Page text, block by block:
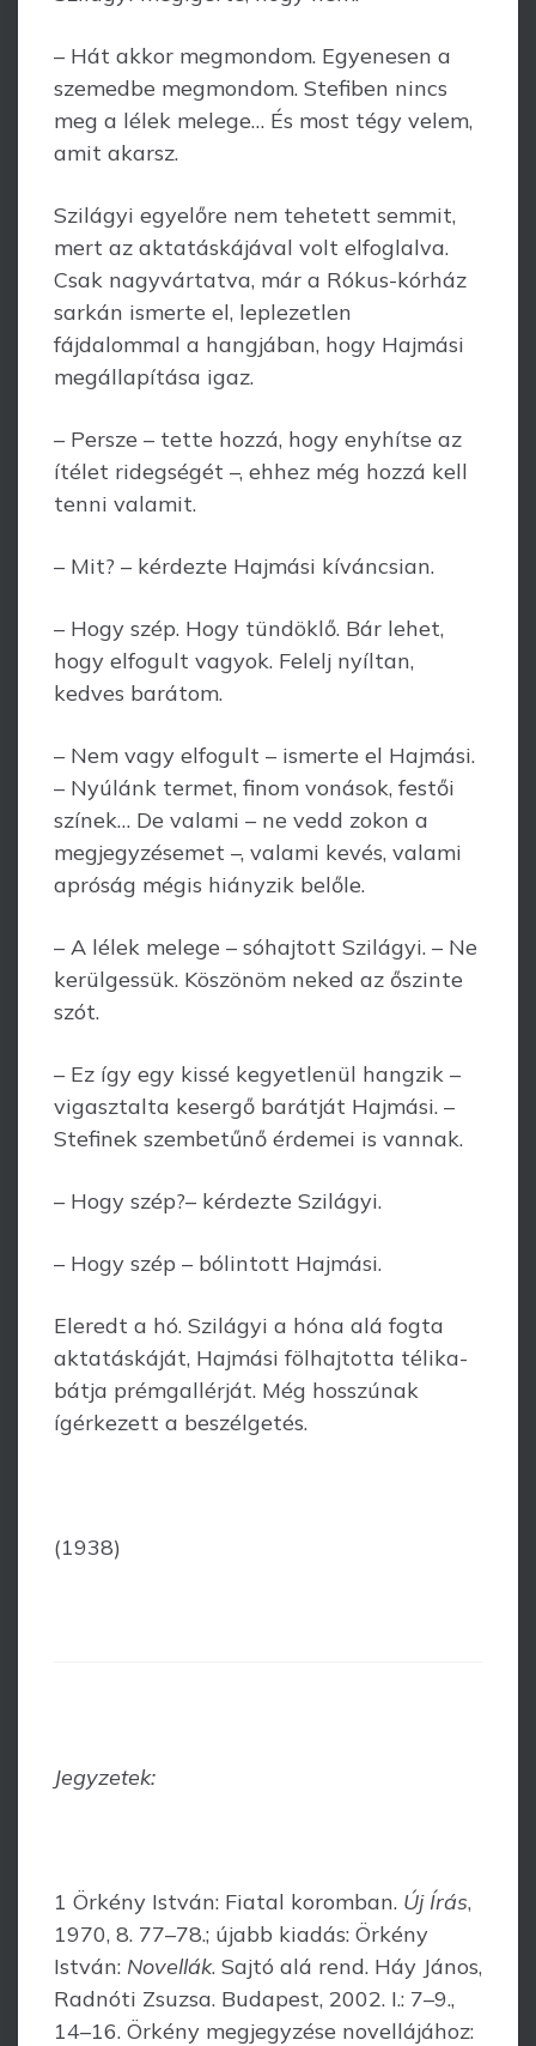
– Hát akkor megmondom. Egyenesen a
szemedbe megmondom. Stefiben nincs
meg a lélek melege… És most tégy velem,
amit akarsz.
Szilágyi egyelőre nem tehetett semmit,
mert az aktatáskájával volt elfoglalva.
Csak nagyvártatva, már a Rókus-kórház
sarkán ismerte el, leplezetlen
fájdalommal a hangjában, hogy Hajmási
megállapítása igaz.
– Persze – tette hozzá, hogy enyhítse az
ítélet ridegségét –, ehhez még hozzá kell
tenni valamit.
– Mit? – kérdezte Hajmási kíváncsian.
– Hogy szép. Hogy tündöklő. Bár lehet,
hogy elfogult vagyok. Felelj nyíltan,
kedves barátom.
– Nem vagy elfogult – ismerte el Hajmási.
– Nyúlánk termet, finom vonások, festői
színek… De valami – ne vedd zokon a
megjegyzésemet –, valami kevés, valami
apróság mégis hiányzik belőle.
– A lélek melege – sóhajtott Szilágyi. – Ne
kerülgessük. Köszönöm neked az őszinte
szót.
– Ez így egy kissé kegyetlenül hangzik –
vigasztalta kesergő barátját Hajmási. –
Stefinek szembetűnő érdemei is vannak.
– Hogy szép?– kérdezte Szilágyi.
– Hogy szép – bólintott Hajmási.
Eleredt a hó. Szilágyi a hóna alá fogta
aktatáskáját, Hajmási fölhajtotta télika­
bátja prémgallérját. Még hosszúnak
ígérkezett a beszélgetés.
(1938)
Jegyzetek:
1 Örkény István: Fiatal koromban. Új Írás,
1970, 8. 77–78.; újabb kiadás: Örkény
István: Novellák. Sajtó alá rend. Háy János,
Radnóti Zsuzsa. Budapest, 2002. I.: 7–9.,
14–16. Örkény megjegyzése novellájához: